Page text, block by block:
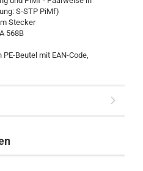
S-STP PiMf)
Stecker
568B
Beutel mit EAN-Code,